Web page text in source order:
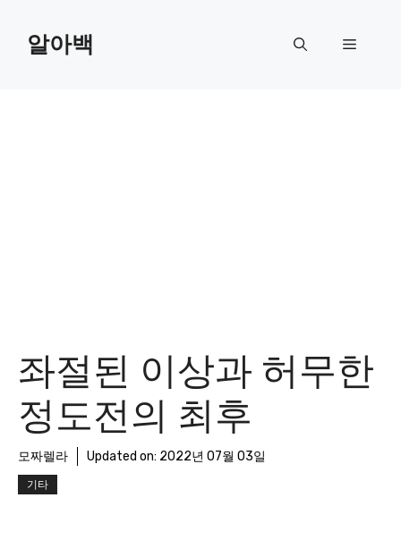
content알아백 Menu
좌절된 이상과 허무한
정도전의 최후
모짜렐라 Updated on: 2022년 07월 03일
기타